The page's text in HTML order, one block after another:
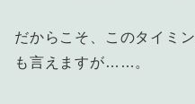
だからこそ、このタイミ
も言えますが……。